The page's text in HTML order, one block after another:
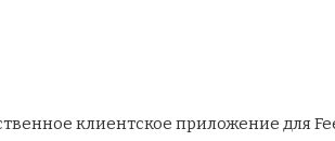
клиентское приложение для